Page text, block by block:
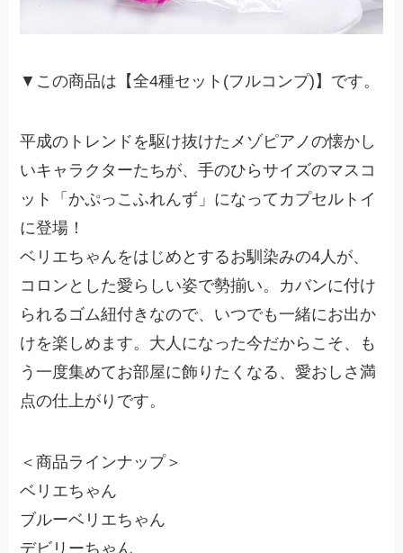
▼この商品は【全4種セット(フルコンプ)】です。
平成のトレンドを駆け抜けたメゾピアノの懐かし
いキャラクターたちが、手のひらサイズのマスコ
ット「かぷっこふれんず」になってカプセルトイ
に登場！
ベリエちゃんをはじめとするお馴染みの4人が、
コロンとした愛らしい姿で勢揃い。カバンに付け
られるゴム紐付きなので、いつでも一緒にお出か
けを楽しめます。大人になった今だからこそ、も
う一度集めてお部屋に飾りたくなる、愛おしさ満
点の仕上がりです。
＜商品ラインナップ＞
ベリエちゃん
ブルーベリエちゃん
デビリーちゃん